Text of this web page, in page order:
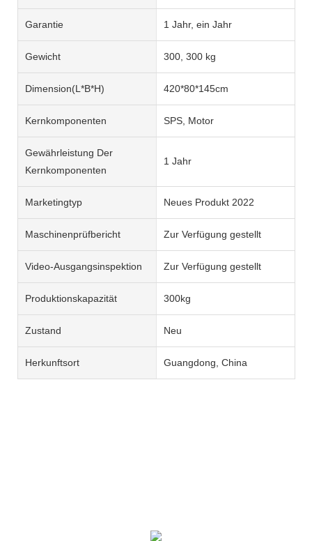
Garantie 1 Jahr, ein Jahr
Gewicht 300, 300 kg
Dimension(L*B*H) 420*80*145cm
Kernkomponenten SPS, Motor
Gewährleistung Der
Kernkomponenten
1 Jahr
Marketingtyp Neues Produkt 2022
Maschinenprüfbericht Zur Verfügung gestellt
Video-Ausgangsinspektion Zur Verfügung gestellt
Produktionskapazität 300kg
Zustand Neu
Herkunftsort Guangdong, China